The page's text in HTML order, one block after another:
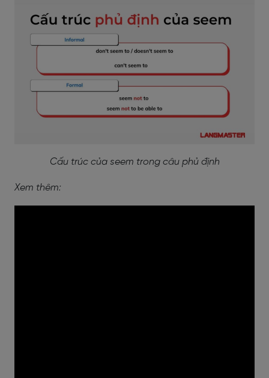
Cấu trúc của seem trong câu phủ định
Xem thêm: